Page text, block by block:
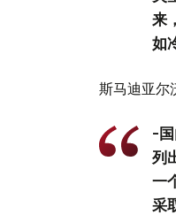
来
如
斯马迪亚尔
-
列
一
采